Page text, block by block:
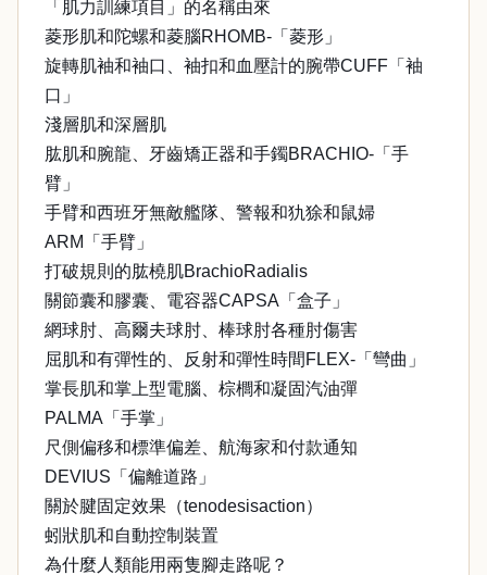
「肌力訓練項目」的名稱由來
菱形肌和陀螺和菱腦RHOMB-「菱形」
旋轉肌袖和袖口、袖扣和血壓計的腕帶CUFF「袖
口」
淺層肌和深層肌
肱肌和腕龍、牙齒矯正器和手鐲BRACHIO-「手
臂」
手臂和西班牙無敵艦隊、警報和犰狳和鼠婦
ARM「手臂」
打破規則的肱橈肌BrachioRadialis
關節囊和膠囊、電容器CAPSA「盒子」
網球肘、高爾夫球肘、棒球肘各種肘傷害
屈肌和有彈性的、反射和彈性時間FLEX-「彎曲」
掌長肌和掌上型電腦、棕櫚和凝固汽油彈
PALMA「手掌」
尺側偏移和標準偏差、航海家和付款通知
DEVIUS「偏離道路」
關於腱固定效果（tenodesisaction）
蚓狀肌和自動控制裝置
為什麼人類能用兩隻腳走路呢？